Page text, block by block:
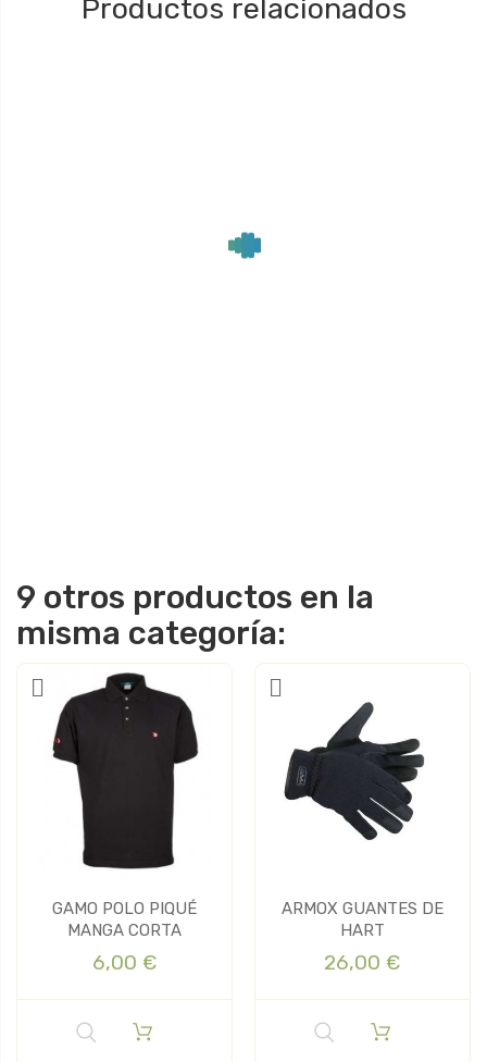
Productos relacionados
9 otros productos en la
misma categoría:
GAMO POLO PIQUÉ
MANGA CORTA
6,00 €
ARMOX GUANTES DE
HART
26,00 €